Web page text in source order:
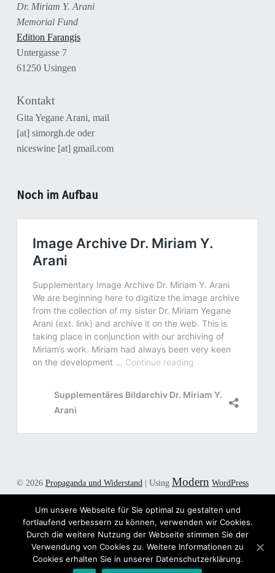
Dr. Miriam Y. Arani
Memorial Fund
Edition Farangis
Untergasse 7
61250 Usingen
Kontakt
Gita Yegane Arani, mail
[at] simorgh.de oder
niceswine [at] gmail.com
Noch im Aufbau
© 2026 Propaganda und Widerstand | Using Modern WordPress
theme.|Back to top ↑
Twitter
E-Mail Back to top ↑
Um unsere Webseite für Sie optimal zu gestalten und
fortlaufend verbessern zu können, verwenden wir Cookies.
Durch die weitere Nutzung der Webseite stimmen Sie der
Verwendung von Cookies zu. Weitere Informationen zu
Cookies erhalten Sie in unserer Datenschutzerklärung.